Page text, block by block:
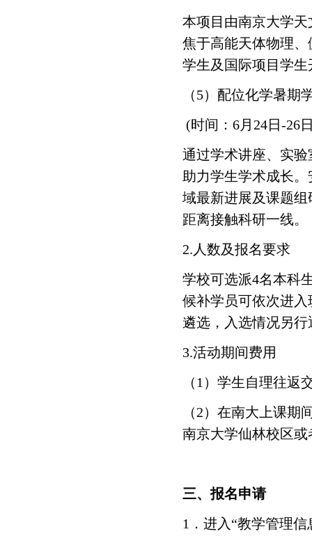
本项目由南京大学
焦于高能天体物理
学生及国际项目学
（5）配位化学暑期
(时间：6月24日-26
通过学术讲座、实
助力学生学术成长
域最新进展及课题
距离接触科研一线。
2.人数及报名要求
学校可选派4名本科
候补学员可依次进
遴选，入选情况另
3.活动期间费用
（1）学生自理往
（2）在南大上课
南京大学仙林校区
三、报名申请
1．进入“教学管理